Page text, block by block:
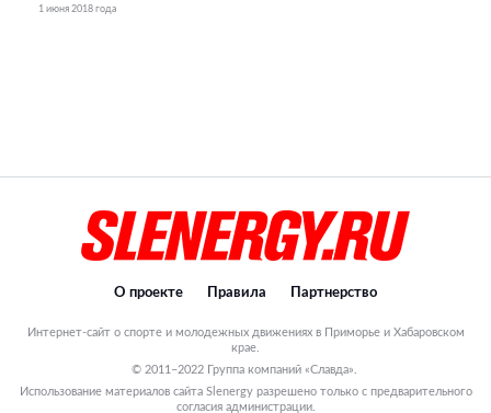
1 июня 2018 года
О проекте Правила Партнерство
Интернет-сайт о спорте и молодежных движениях в Приморье и Хабаровском
крае.
© 2011–2022 Группа компаний «Славда».
Использование материалов сайта Slenergy разрешено только с предварительного
согласия администрации.